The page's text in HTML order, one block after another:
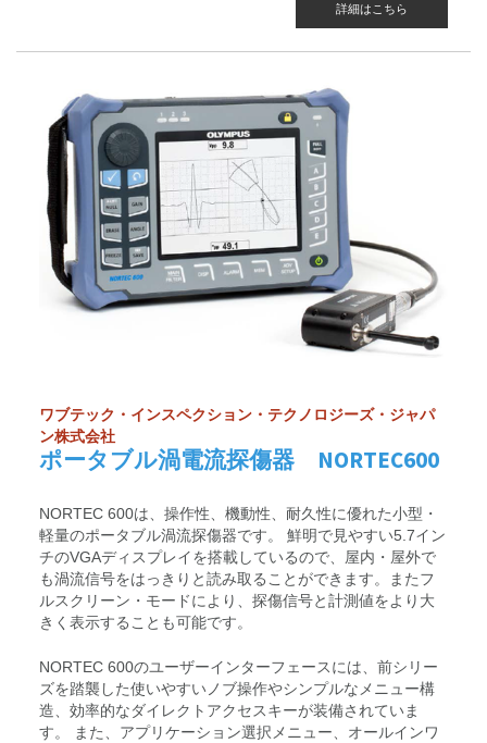
詳細はこちら
ワブテック・インスペクション・テクノロジーズ・ジャパ
ン株式会社
ポータブル渦電流探傷器 NORTEC600
NORTEC 600は、操作性、機動性、耐久性に優れた小型・
軽量のポータブル渦流探傷器です。 鮮明で見やすい5.7イン
チのVGAディスプレイを搭載しているので、屋内・屋外で
も渦流信号をはっきりと読み取ることができます。またフ
ルスクリーン・モードにより、探傷信号と計測値をより大
きく表示することも可能です。
NORTEC 600のユーザーインターフェースには、前シリー
ズを踏襲した使いやすいノブ操作やシンプルなメニュー構
造、効率的なダイレクトアクセスキーが装備されていま
す。 また、アプリケーション選択メニュー、オールインワ